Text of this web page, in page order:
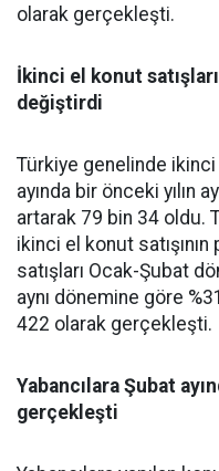
olarak gerçekleşti.
İkinci el konut
değiştirdi
Türkiye genelinde ikinci
ayında bir önceki yılın
artarak 79 bin 34 oldu.
ikinci el konut
satışları Ocak-Şubat
aynı dönemine göre
422 olarak gerçekleşti.
Yabancılara Şubat
gerçekleşti